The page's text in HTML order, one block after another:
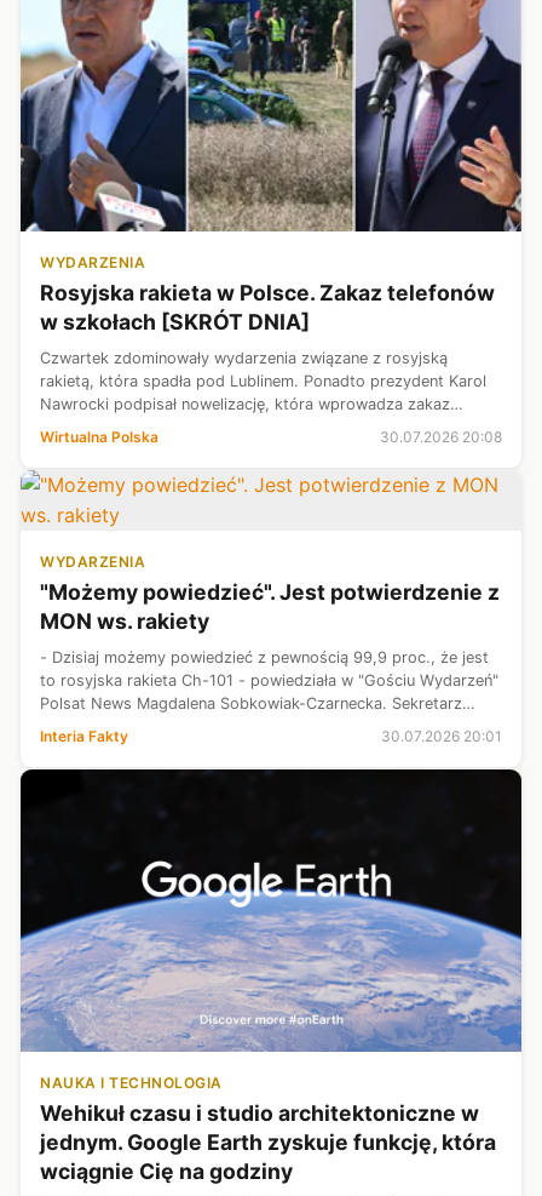
WYDARZENIA
Rosyjska rakieta w Polsce. Zakaz telefonów
w szkołach [SKRÓT DNIA]
Czwartek zdominowały wydarzenia związane z rosyjską
rakietą, która spadła pod Lublinem. Ponadto prezydent Karol
Nawrocki podpisał nowelizację, która wprowadza zakaz
Wirtualna Polska 30.07.2026 20:08
WYDARZENIA
"Możemy powiedzieć". Jest potwierdzenie z
MON ws. rakiety
- Dzisiaj możemy powiedzieć z pewnością 99,9 proc., że jest
to rosyjska rakieta Ch-101 - powiedziała w "Gościu Wydarzeń"
Polsat News Magdalena Sobkowiak-Czarnecka. Sekretarz
była przyczyna nar...
Interia Fakty 30.07.2026 20:01
NAUKA I TECHNOLOGIA
Wehikuł czasu i studio architektoniczne w
jednym. Google Earth zyskuje funkcję, która
wciągnie Cię na godziny